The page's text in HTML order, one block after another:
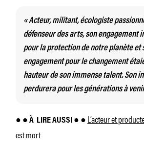
« Acteur, militant, écologiste
défenseur des arts, son engagement
pour la protection de notre planète et
engagement pour le changement
hauteur de son immense talent. Son
perdurera pour les générations à
● ● À LIRE AUSSI ● ● L’acteur et
est mort